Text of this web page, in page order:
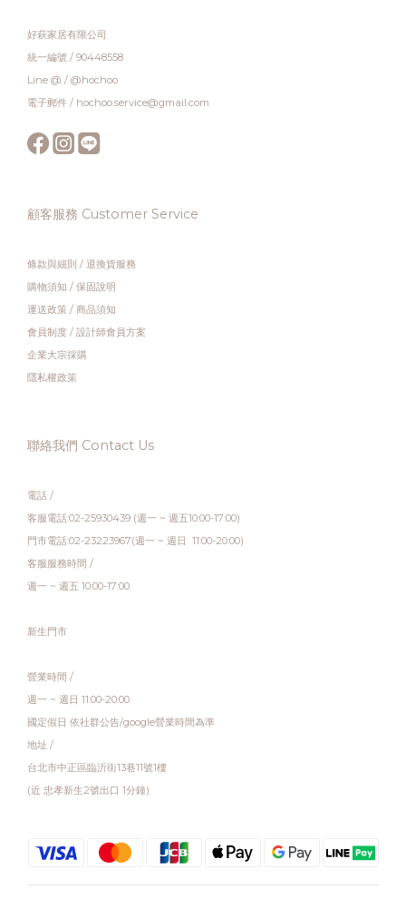
好萩家居有限公司
統一編號 / 90448558
Line @ / @hochoo
電子郵件 / hochoo.service@gmail.com
顧客服務 Customer Service
條款與細則 / 退換貨服務
購物須知 / 保固說明
運送政策 / 商品須知
會員制度 / 設計師會員方案
企業大宗採購
隱私權政策
聯絡我們 Contact Us
電話 /
客服電話:02-25930439 (週一 ~ 週五10:00-17:00)
門市電話:02-23223967(週一 ~ 週日 11:00-20:00)
客服服務時間 /
週一 ~ 週五 10:00-17:00
新生門市
營業時間 /
週一 ~ 週日 11:00-20:00
國定假日 依社群公告/google營業時間為準
地址 /
台北市中正區臨沂街13巷11號1樓
(近 忠孝新生2號出口 1分鐘)